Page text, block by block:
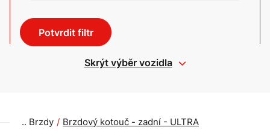
Potvrdit filtr
Skrýt výběr vozidla
Brzdy Brzdový kotouč - zadní - ULTRA